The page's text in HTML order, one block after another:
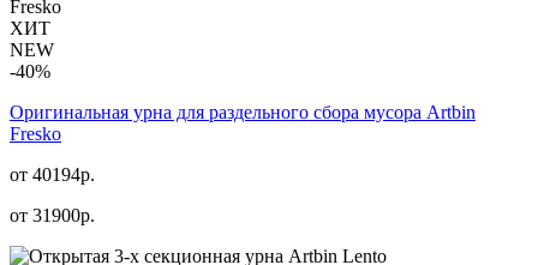
ХИТ
NEW
-40%
Оригинальная урна для раздельного сбора мусора Artbin
Fresko
от 40194р.
от 31900р.